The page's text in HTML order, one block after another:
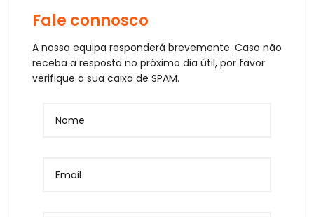
Fale connosco
A nossa equipa responderá brevemente. Caso não
receba a resposta no próximo dia útil, por favor
verifique a sua caixa de SPAM.
Nome
Email